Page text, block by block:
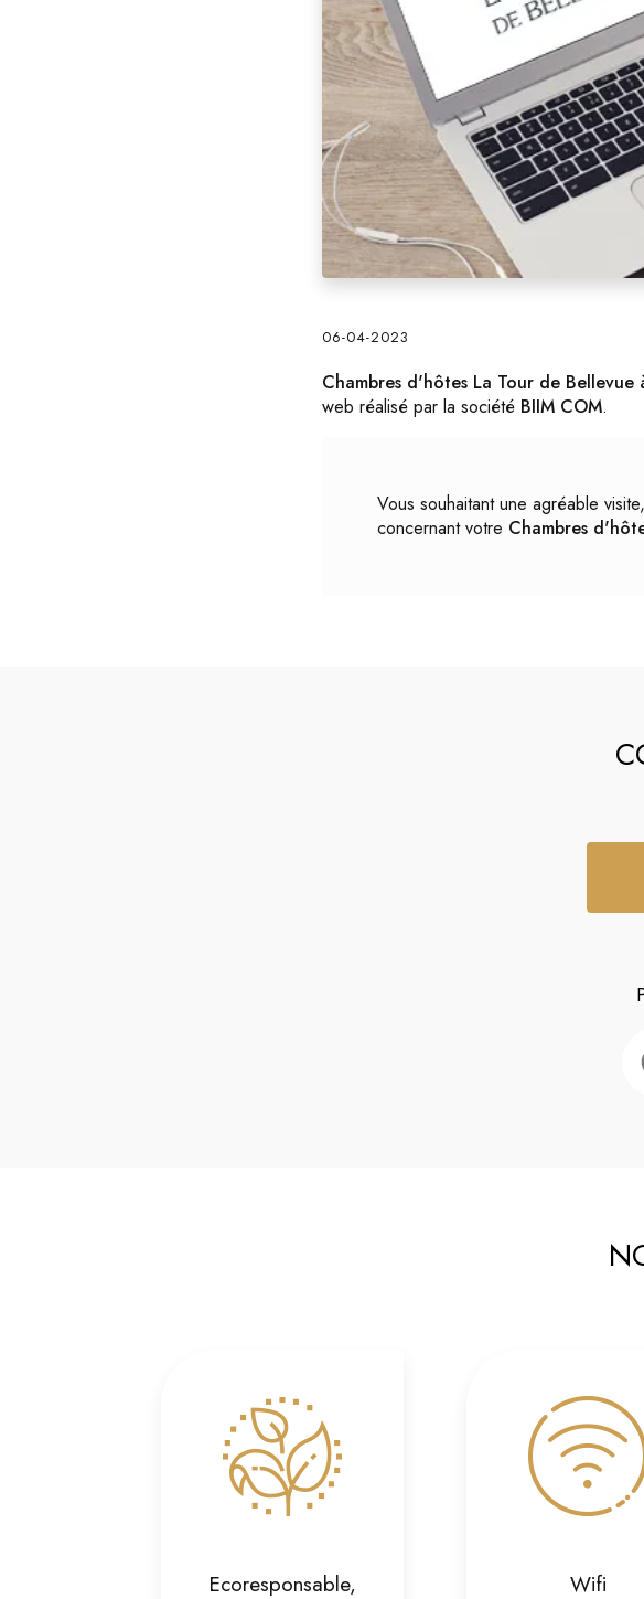
06-04-2023
Chambres d'hôtes La Tour de Bellevue
web réalisé par la société BIIM COM.
Vous souhaitant une agréable
concernant votre Chambres
Ecoresponsable, Wifi